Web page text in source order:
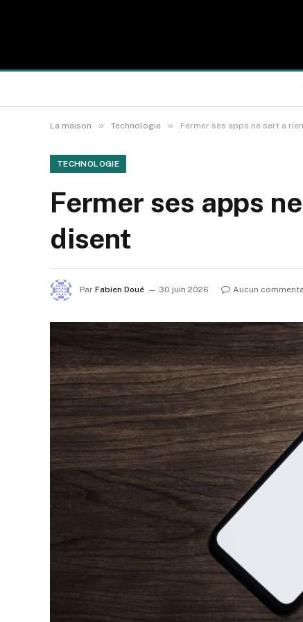
La maison » Technologie » Fermer ses apps ne sert a
TECHNOLOGIE
Fermer ses apps
disent
Par Fabien Doué 30 juin 2026 Aucun